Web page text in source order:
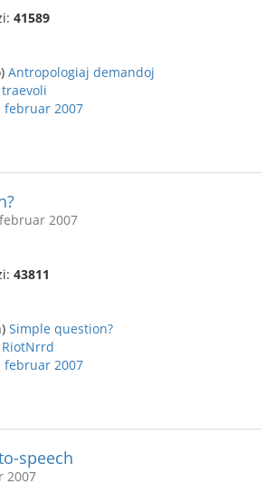
41589
Antropologiaj demandoj
traevoli
februar 2007
2007
43811
Simple question?
RiotNrrd
februar 2007
speech
2007